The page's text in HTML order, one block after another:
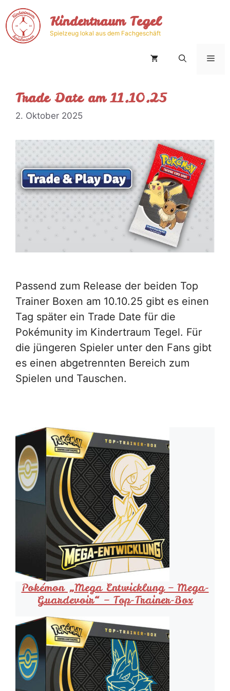
Inhalt
springen
Kindertraum Tegel
Spielzeug lokal aus dem Fachgeschäft
Trade Date am 11.10.25
2. Oktober 2025
Passend zum Release der beiden Top
Trainer Boxen am 10.10.25 gibt es einen
Tag später ein Trade Date für die
Pokémunity im Kindertraum Tegel. Für
die jüngeren Spieler unter den Fans gibt
es einen abgetrennten Bereich zum
Spielen und Tauschen.
Pokémon „Mega Entwicklung – Mega-
Guardevoir“ – Top-Trainer-Box